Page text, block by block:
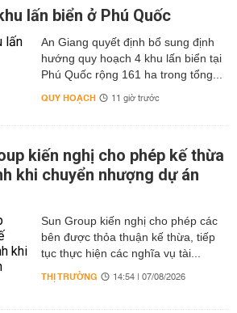
lấn biển ở Phú Quốc
An Giang quyết định bổ sung định
hướng quy hoạch 4 khu lấn biển tại
Phú Quốc rộng 161 ha trong tổng...
QUY HOẠCH 11 giờ trước
kiến nghị cho phép kế thừa
khi chuyển nhượng dự án
Sun Group kiến nghị cho phép các
bên được thỏa thuận kế thừa, tiếp
tục thực hiện các nghĩa vụ tài...
THỊ TRƯỜNG 14:54 | 07/08/2026